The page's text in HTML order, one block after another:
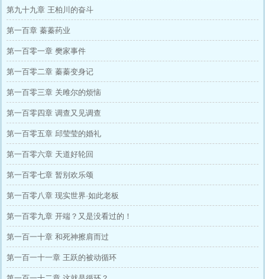
第九十九章 王柏川的奋斗
第一百章 蓁蓁药业
第一百零一章 樊家事件
第一百零二章 蓁蓁变身记
第一百零三章 关雎尔的烦恼
第一百零四章 调查又见调查
第一百零五章 邱莹莹的婚礼
第一百零六章 天道好轮回
第一百零七章 暂别欢乐颂
第一百零八章 现实世界·如此老板
第一百零九章 开端？又是没看过的！
第一百一十章 和死神擦肩而过
第一百一十一章 王跃的被动循环